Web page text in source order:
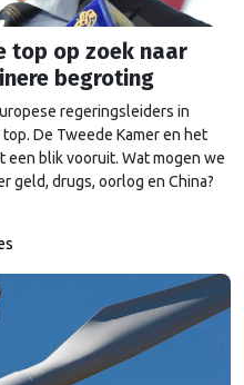
top op zoek naar
begroting
regeringsleiders in
De Tweede Kamer en het
een blik vooruit. Wat mogen we
geld, drugs, oorlog en China?